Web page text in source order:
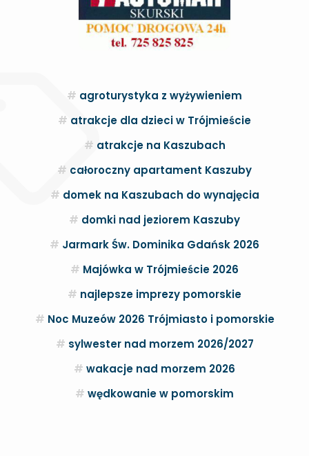
agroturystyka z wyżywieniem
atrakcje dla dzieci w Trójmieście
atrakcje na Kaszubach
całoroczny apartament Kaszuby
domek na Kaszubach do wynajęcia
domki nad jeziorem Kaszuby
Jarmark Św. Dominika Gdańsk 2026
Majówka w Trójmieście 2026
najlepsze imprezy pomorskie
Noc Muzeów 2026 Trójmiasto i pomorskie
sylwester nad morzem 2026/2027
wakacje nad morzem 2026
wędkowanie w pomorskim